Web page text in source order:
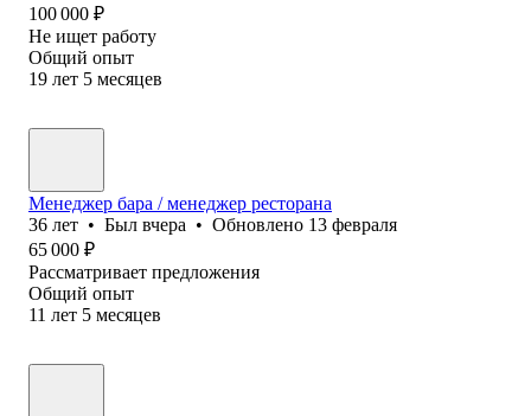
100 000 ₽
Не ищет работу
Общий опыт
19 лет 5 месяцев
Менеджер бара / менеджер ресторана
36 лет • Был вчера • Обновлено 13 февраля
65 000 ₽
Рассматривает предложения
Общий опыт
11 лет 5 месяцев